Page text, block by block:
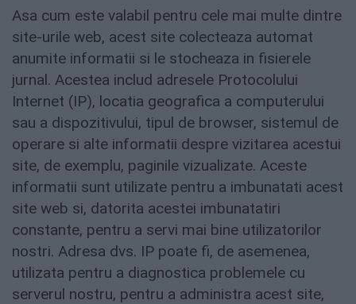
Asa cum este valabil pentru cele mai multe dintre
site-urile web, acest site colecteaza automat
anumite informatii si le stocheaza in fisierele
jurnal. Acestea includ adresele Protocolului
Internet (IP), locatia geografica a computerului
sau a dispozitivului, tipul de browser, sistemul de
operare si alte informatii despre vizitarea acestui
site, de exemplu, paginile vizualizate. Aceste
informatii sunt utilizate pentru a imbunatati acest
site web si, datorita acestei imbunatatiri
constante, pentru a servi mai bine utilizatorilor
nostri. Adresa dvs. IP poate fi, de asemenea,
utilizata pentru a diagnostica problemele cu
serverul nostru, pentru a administra acest site,